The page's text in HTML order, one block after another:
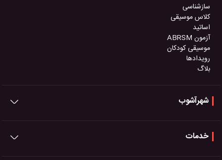
سازشناسی
کلاس موسیقی
اساتید
آزمون ABRSM
موسیقی کودکان
رویدادها
بلاگ
شهرآشوب
خدمات